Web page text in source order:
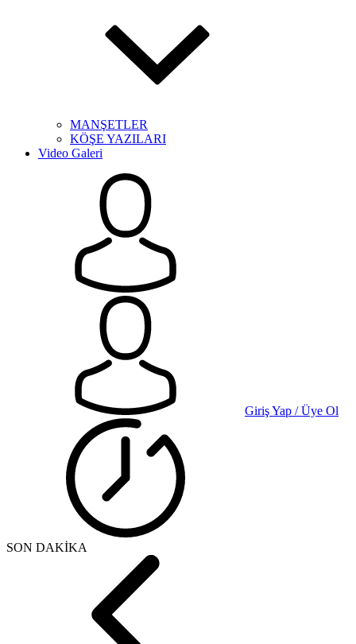
MANŞETLER
KÖŞE YAZILARI
Video Galeri
Giriş Yap / Üye Ol
SON DAKİKA